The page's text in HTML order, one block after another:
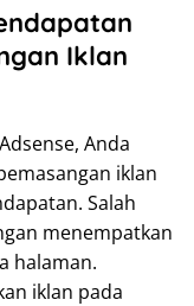
Iklan
Anda
iklan
Salah
menempatkan
halaman.
iklan pada